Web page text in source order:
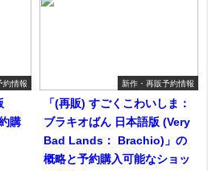
約情報
購
新作・再販予約情報
「(再販) すごくこわいしま：
ブラキオばん 日本語版 (Very
Bad Lands： Brachio)」の
概略と予約購入可能なショッ